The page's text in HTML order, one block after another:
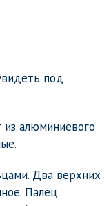
под
из алюминиевого
Два верхних
Палец